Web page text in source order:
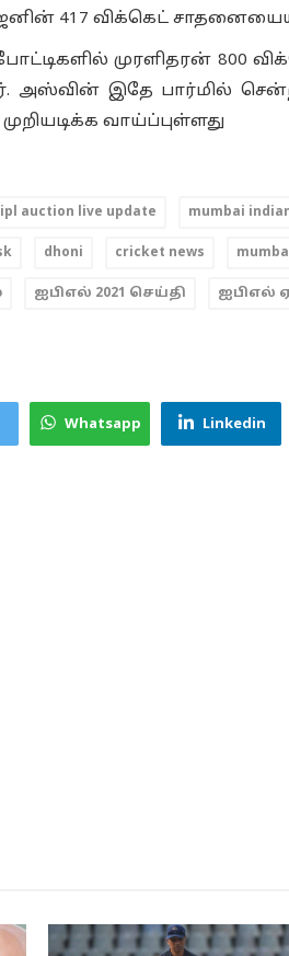
417 விக்கெட் சாதனையைய்
முரளிதரன் 800
அஸ்வின் இதே பார்மில்
வாய்ப்புள்ளது
ipl auction live update mumbai
dhoni cricket news
ஐபிஎல் 2021 செய்தி ஐபிஎல்
Whatsapp Linkedin